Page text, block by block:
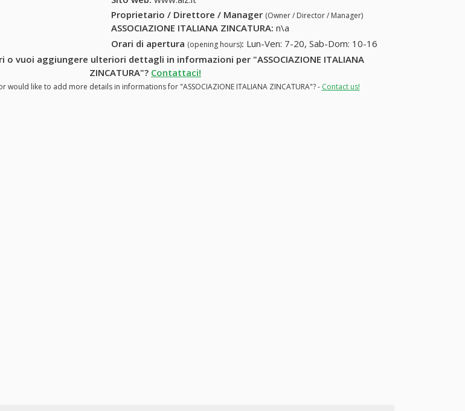
Proprietario / Direttore / Manager (Owner / Director / Manager)
ASSOCIAZIONE ITALIANA ZINCATURA: n\a
Orari di apertura (opening hours): Lun-Ven: 7-20, Sab-Dom: 10-16
vuoi aggiungere ulteriori dettagli in informazioni per "ASSOCIAZIONE ITALIANA
ZINCATURA"? Contattaci!
would like to add more details in informations for "ASSOCIAZIONE ITALIANA ZINCATURA"? - Contact us!